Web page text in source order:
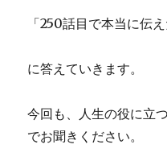
「250話目で本当に伝
に答えていきます。
今回も、人生の役に立
でお聞きください。